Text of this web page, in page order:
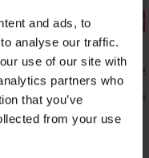
and ads, to
analyse our traffic.
use of our site with
partners who
that you’ve
from your use
5
Velvet
fürdőruha